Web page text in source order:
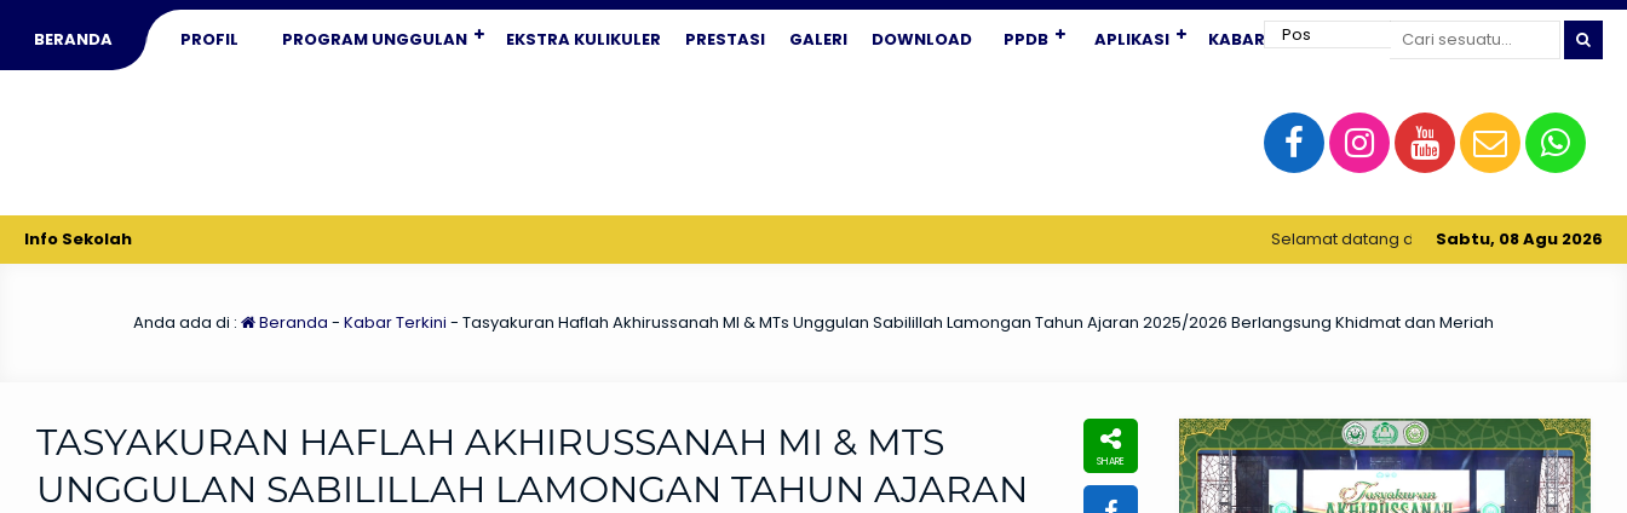
BERANDA PROFIL PROGRAM UNGGULAN EKSTRA KULIKULER PRESTASI GALERI DOWNLOAD PPDB APLIKASI KABAR TERKINI
Info Sekolah Sabtu, 08 Agu 2026
Selamat datang di website resmi MATAS (MTs
Anda ada di : Beranda - Kabar Terkini - Tasyakuran Haflah Akhirussanah MI & MTs Unggulan Sabilillah Lamongan Tahun Ajaran 2025/2026 Berlangsung Khidmat dan Meriah
TASYAKURAN HAFLAH AKHIRUSSANAH MI & MTS
UNGGULAN SABILILLAH LAMONGAN TAHUN AJARAN